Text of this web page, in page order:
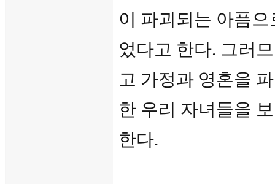
이 파괴되는 아픔
었다고 한다. 그러
고 가정과 영혼을
한 우리 자녀들을
한다.